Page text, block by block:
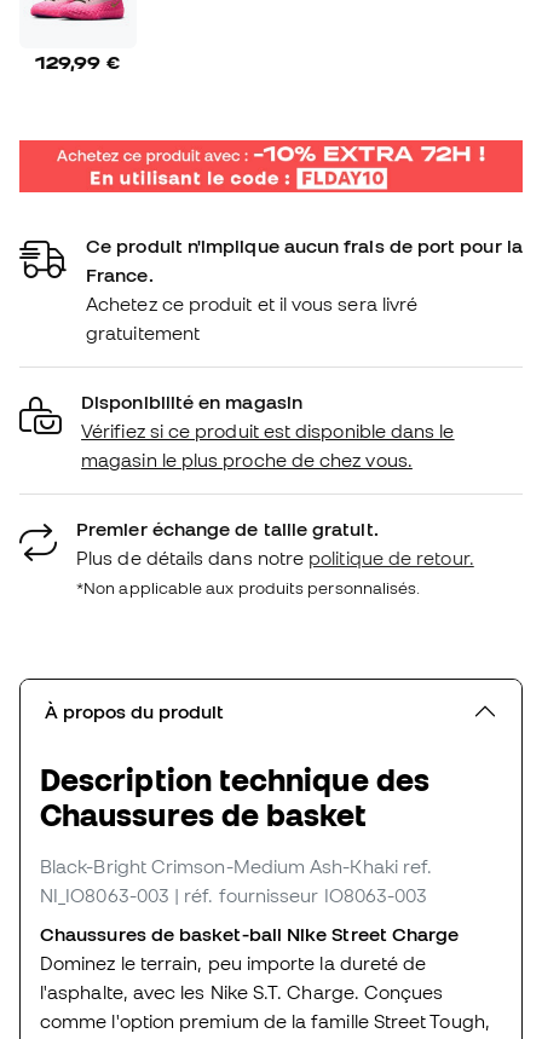
129,99 €
Ce produit n'implique aucun frais de port pour la
France.
Achetez ce produit et il vous sera livré
gratuitement
Disponibilité en magasin
Vérifiez si ce produit est disponible dans le
magasin le plus proche de chez vous.
Premier échange de taille gratuit.
Plus de détails dans notre politique de retour.
*Non applicable aux produits personnalisés.
À propos du produit
Description technique des
Chaussures de basket
Black-Bright Crimson-Medium Ash-Khaki ref.
NI_IO8063-003 | réf. fournisseur IO8063-003
Chaussures de basket-ball Nike Street Charge
Dominez le terrain, peu importe la dureté de
l'asphalte, avec les Nike S.T. Charge. Conçues
comme l'option premium de la famille Street Tough,